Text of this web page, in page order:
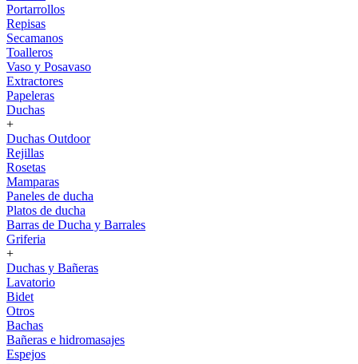
Portarrollos
Repisas
Secamanos
Toalleros
Vaso y Posavaso
Extractores
Papeleras
Duchas
+
Duchas Outdoor
Rejillas
Rosetas
Mamparas
Paneles de ducha
Platos de ducha
Barras de Ducha y Barrales
Griferia
+
Duchas y Bañeras
Lavatorio
Bidet
Otros
Bachas
Bañeras e hidromasajes
Espejos